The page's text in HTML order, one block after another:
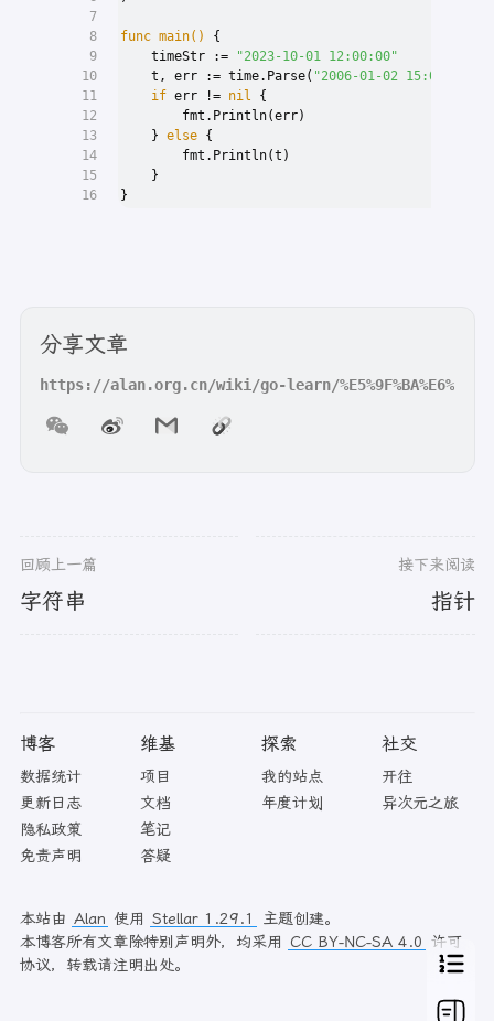
7
8
9
10
11
12
13
14
15
16
func main()
{
    timeStr :=
"2023-10-01 12:00:00"
    t, err := time.Parse(
"2006-01-02 15:04:05"
if err != nil {
        fmt.Println(err)
    }
else {
        fmt.Println(t)
    }
}
分享文章
回顾上一篇
字符串
接下来阅读
指针
博客
数据统计
更新日志
隐私政策
免责声明
维基
项目
文档
笔记
答疑
探索
我的站点
年度计划
社交
开往
异次元之旅
本站由 Alan 使用 Stellar 1.29.1
主题创建。
本博客所有文章除特别声明外，均采用
CC BY-NC-SA 4.0 许可
协议，转载请注明出处。